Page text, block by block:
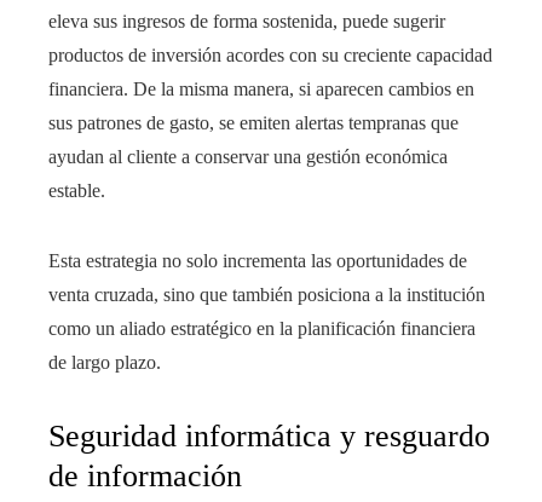
eleva sus ingresos de forma sostenida, puede sugerir
productos de inversión acordes con su creciente capacidad
financiera. De la misma manera, si aparecen cambios en
sus patrones de gasto, se emiten alertas tempranas que
ayudan al cliente a conservar una gestión económica
estable.
Esta estrategia no solo incrementa las oportunidades de
venta cruzada, sino que también posiciona a la institución
como un aliado estratégico en la planificación financiera
de largo plazo.
Seguridad informática y resguardo
de información